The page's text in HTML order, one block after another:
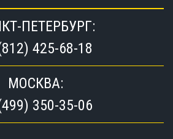
ПЕТЕРБУРГ:
425-68-18
МОСКВА:
350-35-06